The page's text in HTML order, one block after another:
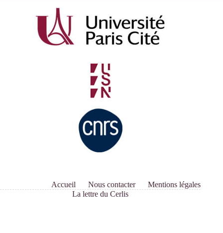
Dominique
Pasquier
Accueil Nous contacter
Mentions légales
La lettre du Cerlis